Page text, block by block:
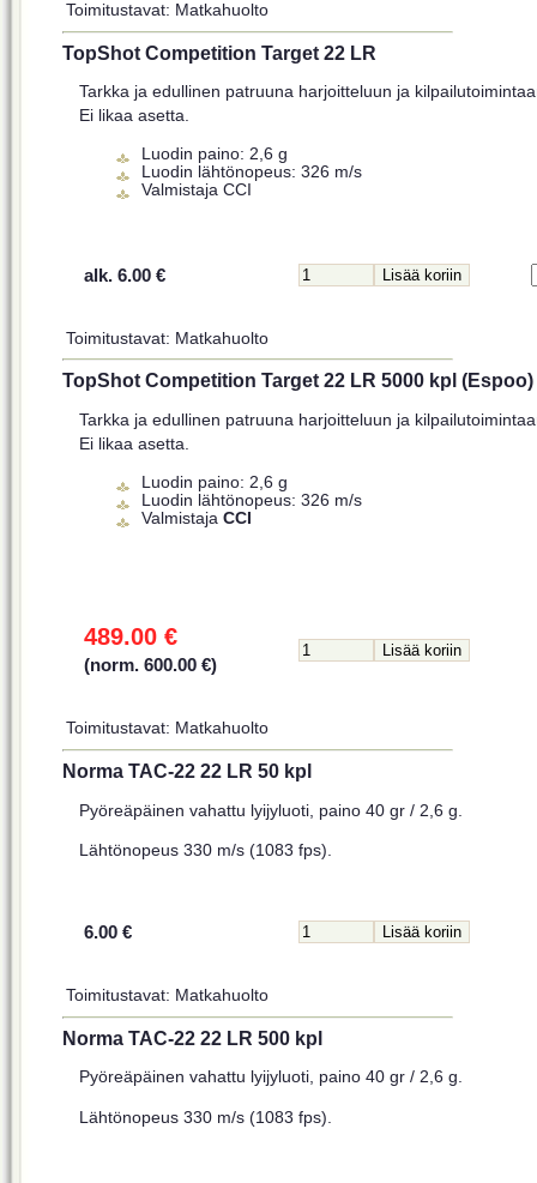
Toimitustavat: Matkahuolto
TopShot Competition Target 22 LR
Tarkka ja edullinen patruuna harjoitteluun ja
Ei likaa asetta.
Luodin paino: 2,6 g
Luodin lähtönopeus: 326 m/s
Valmistaja CCI
alk. 6.00 €
Toimitustavat: Matkahuolto
TopShot Competition Target 22 LR 5000 kpl (Espoo)
Tarkka ja edullinen patruuna harjoitteluun ja
Ei likaa asetta.
Luodin paino: 2,6 g
Luodin lähtönopeus: 326 m/s
Valmistaja CCI
489.00 €
(norm. 600.00 €)
Toimitustavat: Matkahuolto
Norma TAC-22 22 LR 50 kpl
Pyöreäpäinen vahattu lyijyluoti, paino 40 gr / 2,6 g.
Lähtönopeus 330 m/s (1083 fps).
6.00 €
Toimitustavat: Matkahuolto
Norma TAC-22 22 LR 500 kpl
Pyöreäpäinen vahattu lyijyluoti, paino 40 gr / 2,6 g.
Lähtönopeus 330 m/s (1083 fps).